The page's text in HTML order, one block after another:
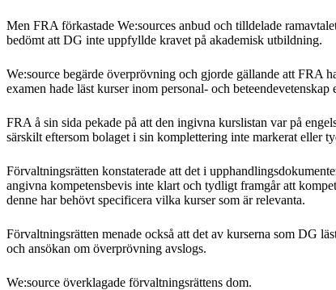
Men FRA förkastade We:sources anbud och tilldelade
bedömt att DG inte uppfyllde kravet på akademisk utbildning.
We:source begärde överprövning och gjorde gällande att FRA
examen hade läst kurser inom personal- och
FRA å sin sida pekade på att den ingivna kurslistan var på
särskilt eftersom bolaget i sin komplettering inte markerat eller
Förvaltningsrätten konstaterade att det i
angivna kompetensbevis inte klart och tydligt framgår att
denne har behövt specificera vilka kurser som är relevanta.
Förvaltningsrätten menade också att det av kurserna som DG
och ansökan om överprövning avslogs.
We:source överklagade förvaltningsrättens dom.